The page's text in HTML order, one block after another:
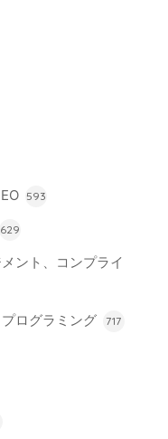
593
629
ント、コンプライ
ログラミング 717